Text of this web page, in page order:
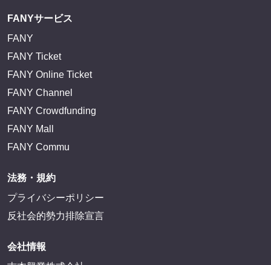
FANYサービス
FANY
FANY Ticket
FANY Online Ticket
FANY Channel
FANY Crowdfunding
FANY Mall
FANY Commu
法務・規約
プライバシーポリシー
反社会的勢力排除宣言
会社情報